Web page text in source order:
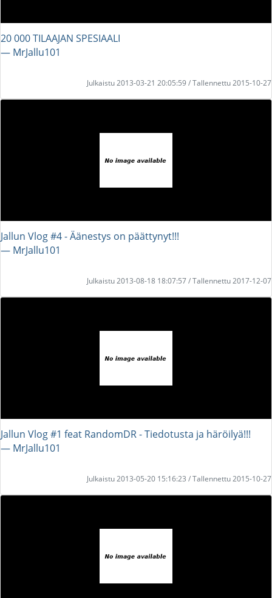
20 000 TILAAJAN SPESIAALI
― MrJallu101
Julkaistu 2013-03-21 20:05:59 / Tallennettu 2015-10-27
Jallun Vlog #4 - Äänestys on päättynyt!!!
― MrJallu101
Julkaistu 2013-08-18 18:07:57 / Tallennettu 2017-12-07
Jallun Vlog #1 feat RandomDR - Tiedotusta ja häröilyä!!!
― MrJallu101
Julkaistu 2013-05-20 15:16:23 / Tallennettu 2015-10-27